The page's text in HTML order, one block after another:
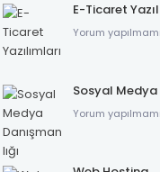
E-Ticaret
Yorum
Sosyal Medya
Yorum